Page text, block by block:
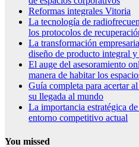
Reformas integrales Vitoria
La tecnología de
los protocolos de
La transformación
diseño de producto integral y
El auge del asesoramiento
manera de habitar los
Guía completa para acertar
su llegada al mundo
La importancia estratégica
entorno competitivo actual
You missed